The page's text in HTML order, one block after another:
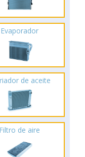
Evaporador
de aceite
Filtro de aire